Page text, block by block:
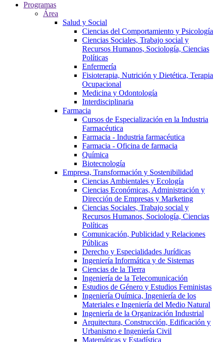
Programas
Área
Salud y Social
Ciencias del Comportamiento y Psicología
Ciencias Sociales, Trabajo social y
Recursos Humanos, Sociología, Ciencias
Políticas
Enfermería
Fisioterapia, Nutrición y Dietética, Terapia
Ocupacional
Medicina y Odontología
Interdisciplinaria
Farmacia
Cursos de Especialización en la Industria
Farmacéutica
Farmacia - Industria farmacéutica
Farmacia - Oficina de farmacia
Química
Biotecnología
Empresa, Transformación y Sostenibilidad
Ciencias Ambientales y Ecología
Ciencias Económicas, Administración y
Dirección de Empresas y Marketing
Ciencias Sociales, Trabajo social y
Recursos Humanos, Sociología, Ciencias
Políticas
Comunicación, Publicidad y Relaciones
Públicas
Derecho y Especialidades Jurídicas
Ingeniería Informática y de Sistemas
Ciencias de la Tierra
Ingeniería de la Telecomunicación
Estudios de Género y Estudios Feministas
Ingeniería Química, Ingeniería de los
Materiales e Ingeniería del Medio Natural
Ingeniería de la Organización Industrial
Arquitectura, Construcción, Edificación y
Urbanismo e Ingeniería Civil
Matemáticas y Estadística